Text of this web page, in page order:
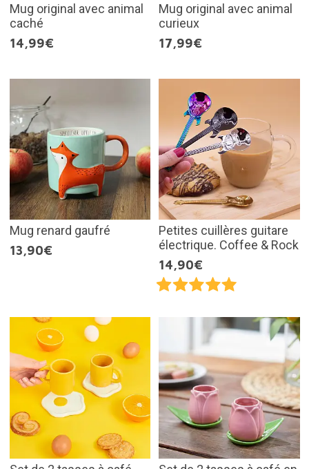
Mug original avec animal
caché
14,99€
Mug original avec animal
curieux
17,99€
Mug renard gaufré
13,90€
Petites cuillères guitare
électrique. Coffee & Rock
14,90€